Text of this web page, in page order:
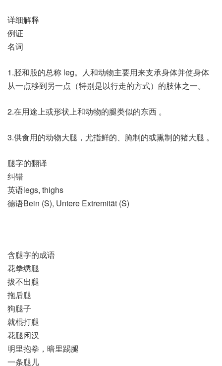
详细解释
例证
名词
1.胫和股的总称 leg。人和动物主要用来支承身体并使身体
从一点移到另一点（特别是以行走的方式）的肢体之一。
2.在用途上或形状上和动物的腿类似的东西 。
3.供食用的动物大腿，尤指鲜的、腌制的或熏制的猪大腿 。
腿字的翻译
纠错
英语legs, thighs
德语Bein (S)​, Untere Extremität (S)
含腿字的成语
花拳绣腿
拔不出腿
拖后腿
狗腿子
就棍打腿
花腿闲汉
明里抱拳，暗里踢腿
一条腿儿